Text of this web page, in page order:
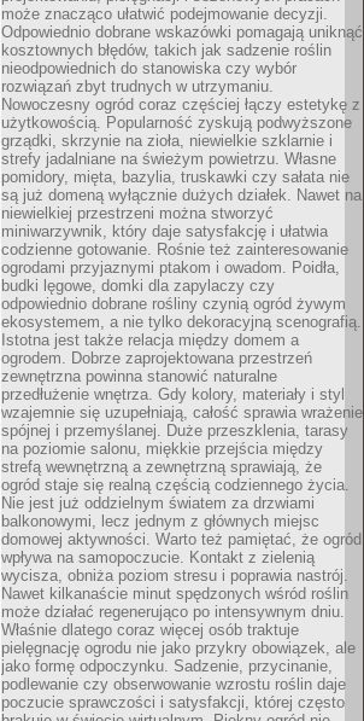
może znacząco ułatwić podejmowanie decyzji.
Odpowiednio dobrane wskazówki pomagają uniknąć
kosztownych błędów, takich jak sadzenie roślin
nieodpowiednich do stanowiska czy wybór
rozwiązań zbyt trudnych w utrzymaniu.
Nowoczesny ogród coraz częściej łączy estetykę z
użytkowością. Popularność zyskują podwyższone
grządki, skrzynie na zioła, niewielkie szklarnie i
strefy jadalniane na świeżym powietrzu. Własne
pomidory, mięta, bazylia, truskawki czy sałata nie
są już domeną wyłącznie dużych działek. Nawet na
niewielkiej przestrzeni można stworzyć
miniwarzywnik, który daje satysfakcję i ułatwia
codzienne gotowanie. Rośnie też zainteresowanie
ogrodami przyjaznymi ptakom i owadom. Poidła,
budki lęgowe, domki dla zapylaczy czy
odpowiednio dobrane rośliny czynią ogród żywym
ekosystemem, a nie tylko dekoracyjną scenografią.
Istotna jest także relacja między domem a
ogrodem. Dobrze zaprojektowana przestrzeń
zewnętrzna powinna stanowić naturalne
przedłużenie wnętrza. Gdy kolory, materiały i styl
wzajemnie się uzupełniają, całość sprawia wrażenie
spójnej i przemyślanej. Duże przeszklenia, tarasy
na poziomie salonu, miękkie przejścia między
strefą wewnętrzną a zewnętrzną sprawiają, że
ogród staje się realną częścią codziennego życia.
Nie jest już oddzielnym światem za drzwiami
balkonowymi, lecz jednym z głównych miejsc
domowej aktywności. Warto też pamiętać, że ogród
wpływa na samopoczucie. Kontakt z zielenią
wycisza, obniża poziom stresu i poprawia nastrój.
Nawet kilkanaście minut spędzonych wśród roślin
może działać regenerująco po intensywnym dniu.
Właśnie dlatego coraz więcej osób traktuje
pielęgnację ogrodu nie jako przykry obowiązek, ale
jako formę odpoczynku. Sadzenie, przycinanie,
podlewanie czy obserwowanie wzrostu roślin daje
poczucie sprawczości i satysfakcji, której często